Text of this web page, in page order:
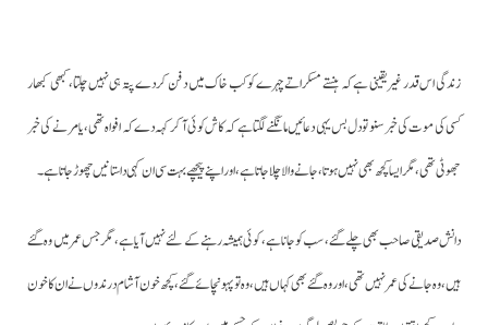
زندگی اس قدر غیر یقینی ہے کہ ہنستے مسکراتے چہرے کو کب خاک میں دفن کردے پتہ ہی نہیں چلتا، کبھی کبھار
کسی کی موت کی خبر سنو تو دل بس یہی دعائیں مانگنے لگتا ہے کہ کاش کوئی آ کر کہہ دے کہ افواہ تھی، یا مرنے کی خبر
جھوٹی تھی، مگر ایسا کچھ بھی نہیں ہوتا، جانے والا چلا جاتا ہے، اور اپنے پیچھے بہت سی ان کہی داستانیں چھوڑ جاتا ہے۔
دانش صدیقی صاحب بھی چلے گئے، سب کو جانا ہے، کوئی ہمیشہ رہنے کے لئے نہیں آیا ہے، مگر جس عمر میں وہ گئے
ہیں، وہ جانے کی عمر نہیں تھی، اور وہ گئے بھی کہاں ہیں، وہ تو پہونچائے گئے، کچھ خون آشام درندوں نے ان کا خون